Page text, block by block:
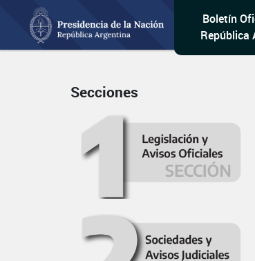
Boletín
República
Secciones